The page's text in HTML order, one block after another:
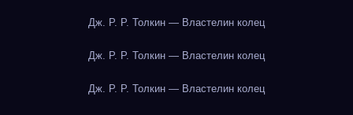
Дж. Р. Р. Толкин — Властелин колец
Дж. Р. Р. Толкин — Властелин колец
Дж. Р. Р. Толкин — Властелин колец